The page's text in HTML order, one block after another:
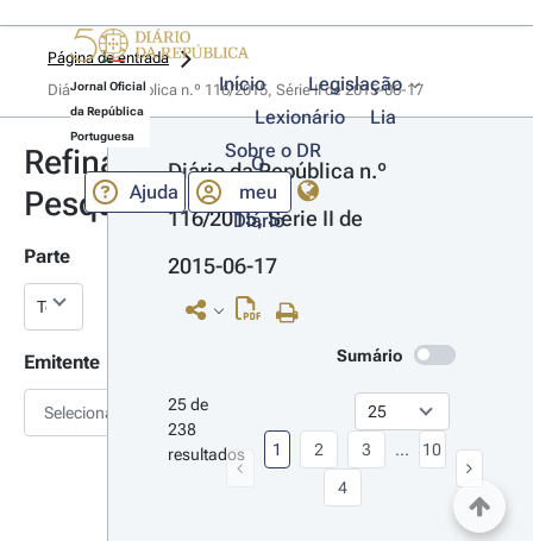
Jornal Oficial
da República
Portuguesa
Início
Legislação
Lexionário
Lia
Sobre o DR
Ajuda
O
meu
Diário
Página de entrada
Diário da República n.º 116/2015, Série II de 2015-06-17
Refinar
Pesquisa
Parte
Emitente
Selecionar
Diário da República n.º
116/2015, Série II de
2015-06-17
Sumário
25 de
238
resultados
1 2
3
4
... 10